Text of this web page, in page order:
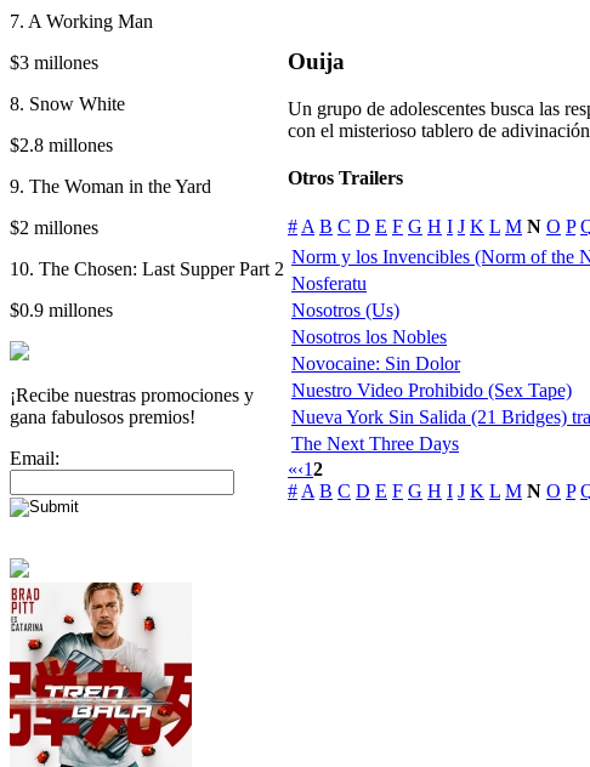
7. A Working Man
$3 millones
8. Snow White
$2.8 millones
9. The Woman in the Yard
$2 millones
10. The Chosen: Last Supper Part 2
$0.9 millones
¡Recibe nuestras promociones y
gana fabulosos premios!
Email:
Ouija
Un grupo de adolescentes busca las
con el misterioso tablero de
Otros Trailers
# A B C D E F G H I J K L M N O P
Norm y los Invencibles (Norm of the
Nosferatu
Nosotros (Us)
Nosotros los Nobles
Novocaine: Sin Dolor
Nuestro Video Prohibido (Sex Tape)
Nueva York Sin Salida (21 Bridges)
The Next Three Days
«‹12
# A B C D E F G H I J K L M N O P